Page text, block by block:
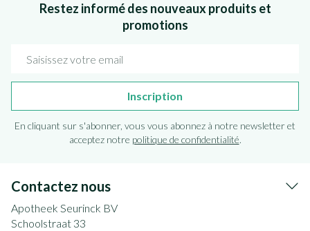
Restez informé des nouveaux produits et
promotions
Inscription
En cliquant sur s'abonner, vous vous abonnez à notre newsletter et
acceptez notre politique de confidentialité.
Contactez nous
Apotheek Seurinck BV
Schoolstraat 33